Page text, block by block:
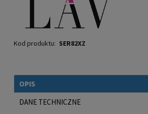
Kod produktu: SER82XZ
OPIS
DANE TECHNICZNE